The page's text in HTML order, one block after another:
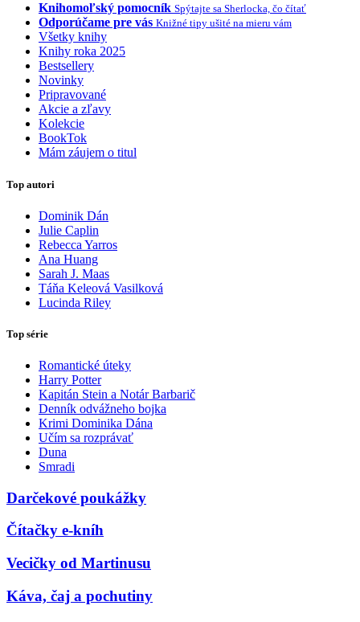
Knihomoľský pomocník Spýtajte sa Sherlocka, čo čítať
Odporúčame pre vás Knižné tipy ušité na mieru vám
Všetky knihy
Knihy roka 2025
Bestsellery
Novinky
Pripravované
Akcie a zľavy
Kolekcie
BookTok
Mám záujem o titul
Top autori
Dominik Dán
Julie Caplin
Rebecca Yarros
Ana Huang
Sarah J. Maas
Táňa Keleová Vasilková
Lucinda Riley
Top série
Romantické úteky
Harry Potter
Kapitán Stein a Notár Barbarič
Denník odvážneho bojka
Krimi Dominika Dána
Učím sa rozprávať
Duna
Smradi
Darčekové poukážky
Čítačky e-kníh
Vecičky od Martinusu
Káva, čaj a pochutiny